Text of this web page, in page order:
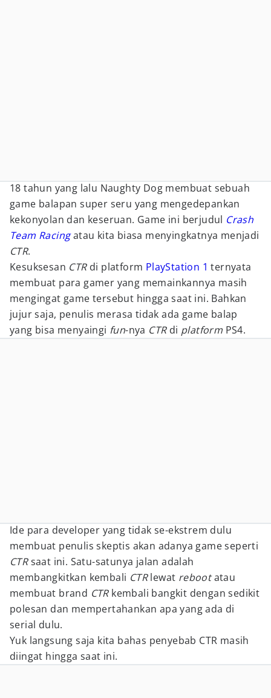
18 tahun yang lalu Naughty Dog membuat sebuah
game balapan super seru yang mengedepankan
kekonyolan dan keseruan. Game ini berjudul Crash
Team Racingatau kita biasa menyingkatnya menjadi
CTR.
Kesuksesan CTRdi platform PlayStation 1 ternyata
membuat para gamer yang memainkannya masih
mengingat game tersebut hingga saat ini. Bahkan
jujur saja, penulis merasa tidak ada game balap
yang bisa menyaingi fun-nya CTRdi platform PS4.
Ide para developer yang tidak se-ekstrem dulu
membuat penulis skeptis akan adanya game seperti
CTRsaat ini. Satu-satunya jalan adalah
membangkitkan kembali CTRlewat rebootatau
membuat brand CTRkembali bangkit dengan sedikit
polesan dan mempertahankan apa yang ada di
serial dulu.
Yuk langsung saja kita bahas penyebab CTR masih
diingat hingga saat ini.